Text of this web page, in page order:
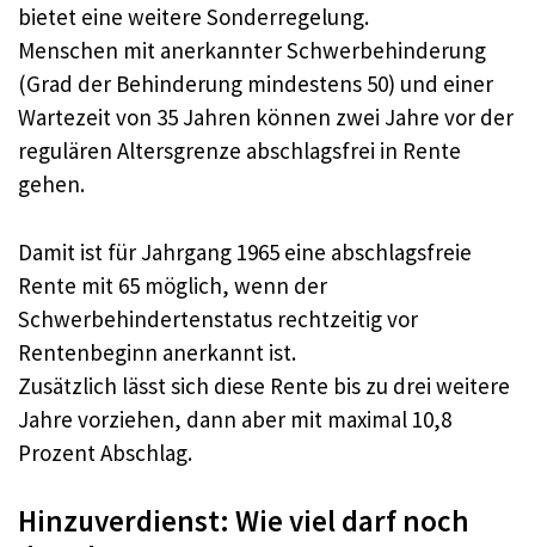
bietet eine weitere Sonderregelung.​
Menschen mit anerkannter Schwerbehinderung
(Grad der Behinderung mindestens 50) und einer
Wartezeit von 35 Jahren können zwei Jahre vor der
regulären Altersgrenze abschlagsfrei in Rente
gehen.​
Damit ist für Jahrgang 1965 eine abschlagsfreie
Rente mit 65 möglich, wenn der
Schwerbehindertenstatus rechtzeitig vor
Rentenbeginn anerkannt ist.​
Zusätzlich lässt sich diese Rente bis zu drei weitere
Jahre vorziehen, dann aber mit maximal 10,8
Prozent Abschlag.​
Hinzuverdienst: Wie viel darf noch